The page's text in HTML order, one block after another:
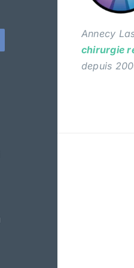
Annecy
chirurgie
depuis